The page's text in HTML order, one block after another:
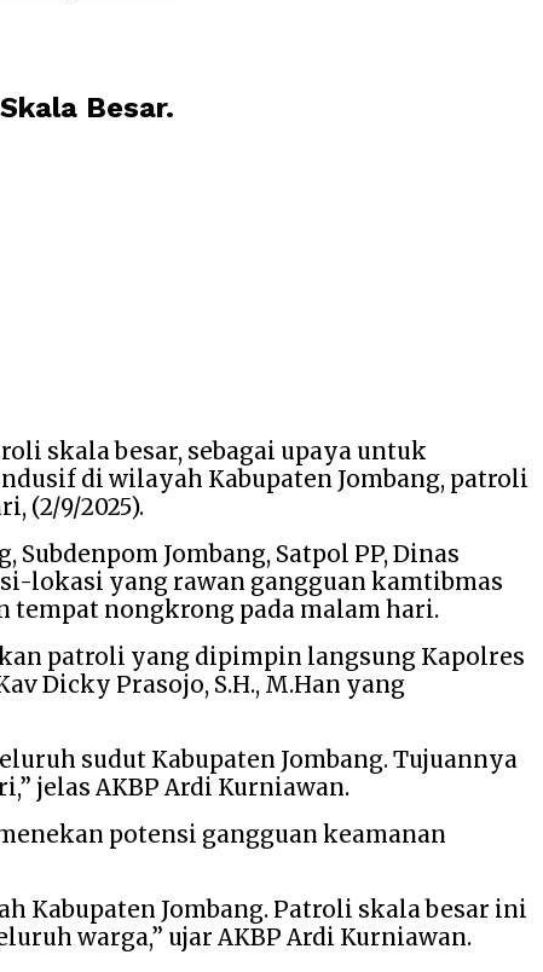
Besar.
skala besar, sebagai upaya untuk
di wilayah Kabupaten Jombang, patroli
(2/9/2025).
Jombang, Satpol PP, Dinas
lokasi yang rawan gangguan kamtibmas
tempat nongkrong pada malam hari.
patroli yang dipimpin langsung Kapolres
Dicky Prasojo, S.H., M.Han yang
sudut Kabupaten Jombang. Tujuannya
jelas AKBP Ardi Kurniawan.
potensi gangguan keamanan
Kabupaten Jombang. Patroli skala besar ini
warga,” ujar AKBP Ardi Kurniawan.